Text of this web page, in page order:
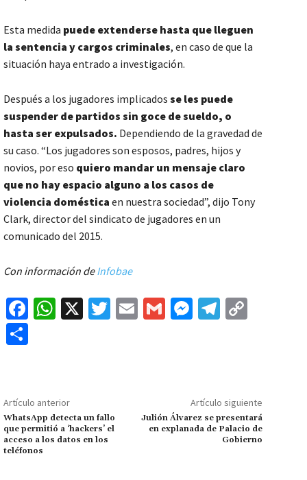
Esta medida puede extenderse hasta que lleguen
la sentencia y cargos criminales, en caso de que la
situación haya entrado a investigación.
Después a los jugadores implicados se les puede
suspender de partidos sin goce de sueldo, o
hasta ser expulsados. Dependiendo de la gravedad de
su caso. “Los jugadores son esposos, padres, hijos y
novios, por eso quiero mandar un mensaje claro
que no hay espacio alguno a los casos de
violencia doméstica en nuestra sociedad”, dijo Tony
Clark, director del sindicato de jugadores en un
comunicado del 2015.
Con información deInfobae
Fa
o
k
W
p
p
X
T
E
G
M
ge
r
Te
m Li
n
k
p
ar
tir
Artículo anterior
WhatsApp detecta un fallo
que permitió a ‘hackers’ el
acceso a los datos en los
teléfonos
Artículo siguiente
Julión Álvarez se presentará
en explanada de Palacio de
Gobierno